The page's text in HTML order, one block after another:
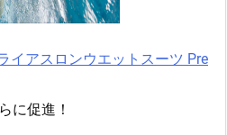
イアスロンウエットスーツ Pre
に促進！